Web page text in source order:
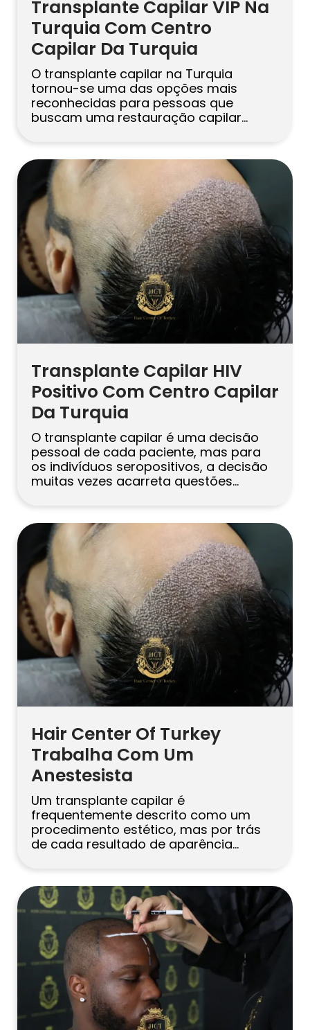
Transplante Capilar VIP Na
Turquia Com Centro
Capilar Da Turquia
O transplante capilar na Turquia
tornou-se uma das opções mais
reconhecidas para pessoas que
buscam uma restauração capilar
profissionalmente. Como as
expectativas mudaram, muitos
pacientes deixaram de procurar
apenas um procedimento médico. Eles
também buscam conforto,
privacidade, comunicação clara e uma
jornada de tratamento organizada do
início ao fim. É aqui […]
Transplante Capilar HIV
Positivo Com Centro Capilar
Da Turquia
O transplante capilar é uma decisão
pessoal de cada paciente, mas para
os indivíduos seropositivos, a decisão
muitas vezes acarreta questões
não é apenas a densidade do cabelo, o
desenho da linha do cabelo ou o
resultado estético final. É também uma
questão de segurança médica,
privacidade, elegibilidade e se a […]
Hair Center Of Turkey
Trabalha Com Um
Anestesista
Um transplante capilar é
frequentemente descrito como um
procedimento estético, mas por trás
de cada resultado de aparência
sério. O desenho da linha do cabelo, o
número de enxertos, a qualidade da
área doadora e a experiência do
cirurgião são importantes. No entanto,
um assunto às vezes é esquecido
pelos […]